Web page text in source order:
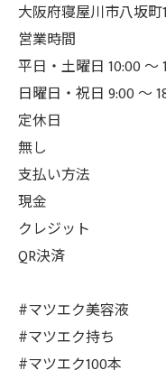
大阪府寝屋川市八坂町
営業時間
平日・土曜日 10:00 ～
日曜日・祝日 9:00 ～
定休日
無し
支払い方法
現金
クレジット
QR決済
#マツエク美容液
#マツエク持ち
#マツエク100本